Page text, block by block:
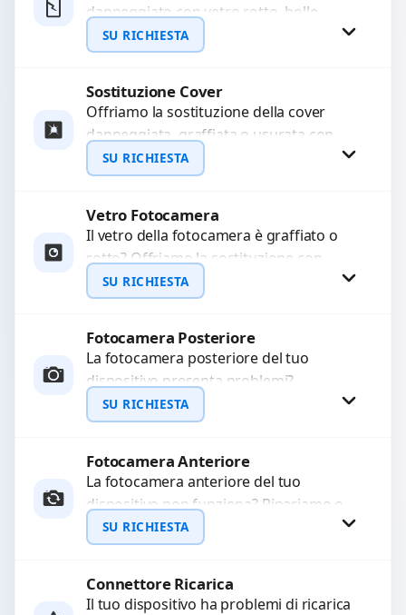
danneggiato con vetro rotto, bolle,
macchie, schermo nero o pixel morti?
Sostituiamo schermi completi...
SU RICHIESTA
Richiedi Preventivo
WhatsApp
Sostituzione Cover
Offriamo la sostituzione della cover
danneggiata, graffiata o usurata con
ricambi di alta qualità e garantiti.
Ripristiniamo l’aspetto estetico e...
SU RICHIESTA
Richiedi Preventivo
WhatsApp
Vetro Fotocamera
Il vetro della fotocamera è graffiato o
rotto? Offriamo la sostituzione con
ricambi di alta qualità garantiti per 3
mesi....
SU RICHIESTA
Richiedi Preventivo
WhatsApp
Fotocamera Posteriore
La fotocamera posteriore del tuo
dispositivo presenta problemi?
Interveniamo per risolvere guasti come
immagini sfocate, messa a fuoco non
SU RICHIESTA
Richiedi Preventivo
WhatsApp
Fotocamera Anteriore
La fotocamera anteriore del tuo
dispositivo non funziona? Ripariamo o
sostituiamo fotocamere guaste con
problemi come immagini sfocate, messa
SU RICHIESTA
Richiedi Preventivo
Connettore Ricarica
Il tuo dispositivo ha problemi di ricarica